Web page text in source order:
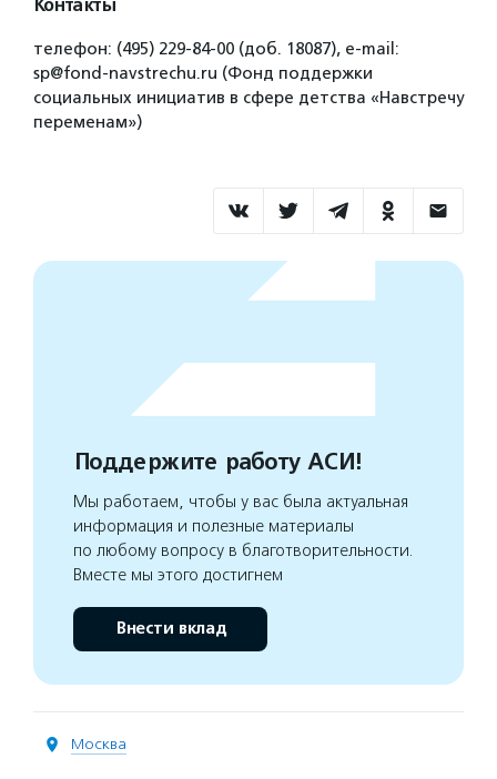
Контакты
телефон: (495) 229-84-00 (доб. 18087), e-mail:
sp@fond-navstrechu.ru (Фонд поддержки
социальных инициатив в сфере детства «Навстречу
переменам»)
Поддержите работу АСИ!
Мы работаем, чтобы у вас была актуальная
информация и полезные материалы
по любому вопросу в благотворительности.
Вместе мы этого достигнем
Внести вклад
Москва